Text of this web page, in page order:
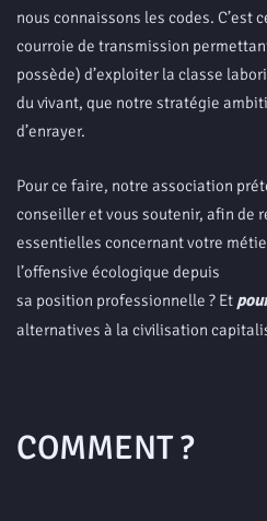
nous connaissons les codes. C’est
courroie de transmission
possède) d’exploiter la classe
du vivant, que notre stratégie
d’enrayer.
Pour ce faire, notre association
conseiller et vous soutenir, afin de
essentielles concernant votre
l’offensive écologique depuis
sa position professionnelle ? Et
alternatives à la civilisation
COMMENT ?